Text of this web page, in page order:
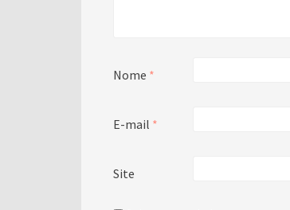
Nome *
E-mail *
Site